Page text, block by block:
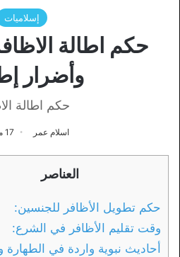
إسلاميات
حكم اطالة
وأضرار
حكم اطالة
اسلام عمر 17 مايو، 2021
العناصر
حكم تطويل الأظافر للجنسين:
وقت تقليم الأظافر في الشرع:
أحاديث نبوية واردة في الطهارة